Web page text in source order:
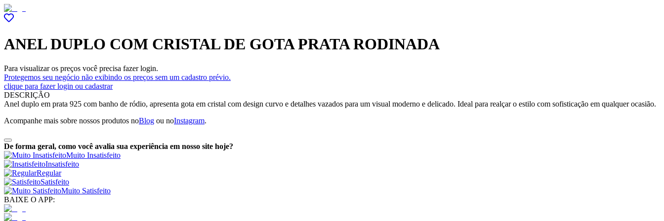
ANEL DUPLO COM CRISTAL DE GOTA PRATA RODINADA
Para visualizar os preços você precisa fazer login.
Protegemos seu negócio não exibindo os preços sem um cadastro prévio.
clique para fazer login ou cadastrar
DESCRIÇÃO
Anel duplo em prata 925 com banho de ródio, apresenta gota em cristal com design curvo e detalhes vazados para um visual moderno e delicado. Ideal para realçar o estilo com sofisticação em qualquer ocasião.
Acompanhe mais sobre nossos produtos noBlog ou noInstagram.
De forma geral, como você avalia sua experiência em nosso site hoje?
Muito Insatisfeito
Insatisfeito
Regular
Satisfeito
Muito Satisfeito
BAIXE O APP: